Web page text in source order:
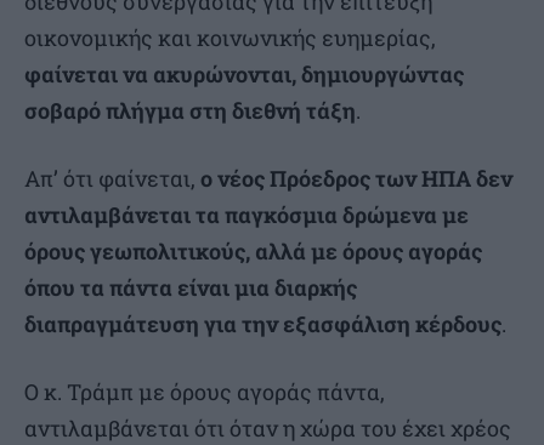
οικονομικής και κοινωνικής ευημερίας,
φαίνεται να ακυρώνονται, δημιουργώντας
σοβαρό πλήγμα στη διεθνή τάξη.
Απ’ ότι φαίνεται, ο νέος Πρόεδρος των ΗΠΑ δεν
αντιλαμβάνεται τα παγκόσμια δρώμενα με
όρους γεωπολιτικούς, αλλά με όρους αγοράς
όπου τα πάντα είναι μια διαρκής
διαπραγμάτευση για την εξασφάλιση κέρδους.
Ο κ. Τράμπ με όρους αγοράς πάντα,
αντιλαμβάνεται ότι όταν η χώρα του έχει χρέος